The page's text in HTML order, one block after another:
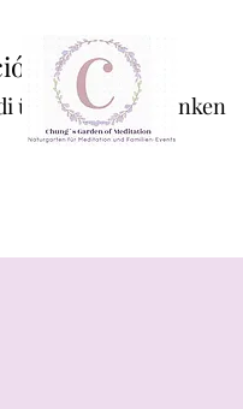
kertje
ünnepek Nagycenken